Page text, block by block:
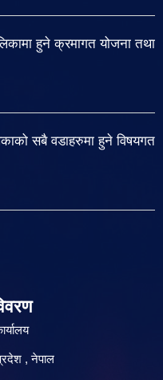
हुने क्रमागत योजना तथा
सबै वडाहरुमा हुने विषयगत
, नेपाल